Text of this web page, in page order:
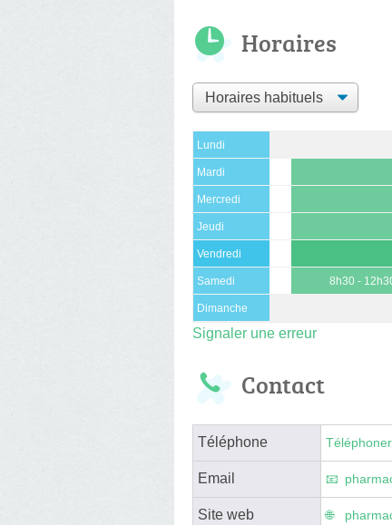
Horaires
Lundi
Mardi
Mercredi
Jeudi
Vendredi
Samedi 8h30 -
Dimanche
Signaler une erreur
Contact
Téléphone
Email
Site web